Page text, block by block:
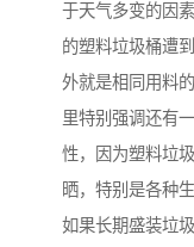
于天气多变的因
的塑料垃圾桶遭
外就是相同用料
里特别强调还有
性，因为塑料垃
晒，特别是各种
如果长期盛装垃